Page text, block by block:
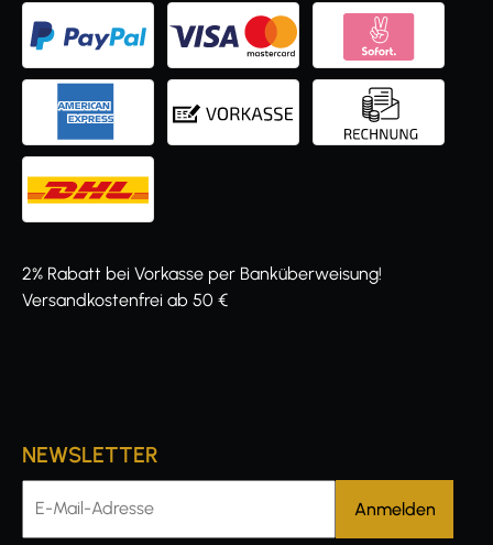
2% Rabatt bei Vorkasse per Banküberweisung!
Versandkostenfrei ab 50 €
NEWSLETTER
E-Mail-Adresse